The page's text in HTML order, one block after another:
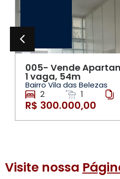
005- Vende
1 vaga, 54m
Bairro Vila das Belezas
2 1
R$ 300.000,00
Visite nossa